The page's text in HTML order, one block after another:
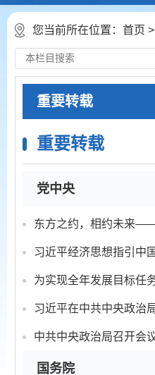
您当前所在位置： 首页 >
重要转载
重要转载
党中央
国务院